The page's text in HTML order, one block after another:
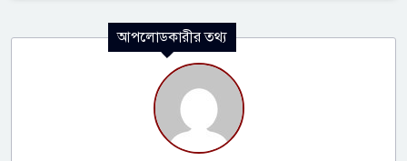
আপলোডকারীর তথ্য